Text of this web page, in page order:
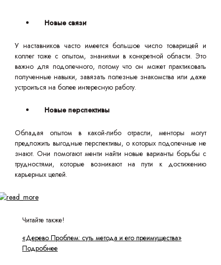
Новые связи
У наставников часто имеется большое число товарищей и
коллег тоже с опытом, знаниями в конкретной области. Это
важно для подопечного, потому что он может практиковать
полученные навыки, завязать полезные знакомства или даже
устроиться на более интересную работу.
Новые перспективы
Обладая опытом в какой-либо отрасли, менторы могут
предложить выгодные перспективы, о которых подопечные не
знают. Они помогают менти найти новые варианты борьбы с
трудностями, которые возникают на пути к достижению
карьерных целей.
Читайте также!
«Дерево Проблем: суть метода и его преимущества»
Подробнее